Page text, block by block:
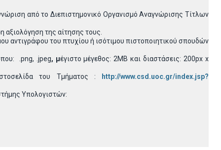
από το Διεπιστημονικό Οργανισμό Αναγνώρισης Τίτλων
αξιολόγηση της αίτησης τους.
αντιγράφου του πτυχίου ή ισότιμου πιστοποιητικού σπουδών
.png, .jpeg, μέγιστο μέγεθος: 2MB και διαστάσεις: 200px x
του Τμήματος :
http://www.csd.uoc.gr/index.jsp?
Υπολογιστών: